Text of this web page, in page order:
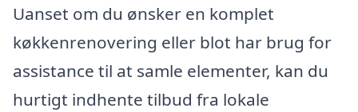
Uanset om du ønsker en komplet
køkkenrenovering eller blot har brug for
assistance til at samle elementer, kan du
hurtigt indhente tilbud fra lokale